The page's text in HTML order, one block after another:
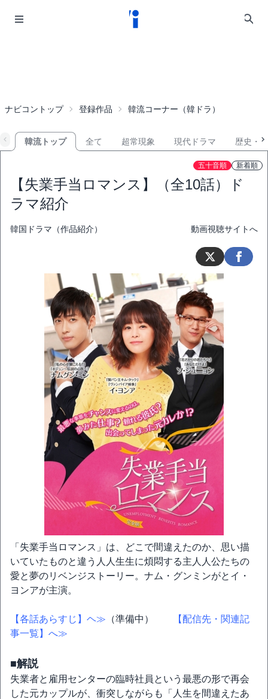
ナビコントップ 登録作品 韓流コーナー（韓ドラ）
韓流トップ 全て 超常現象 現代ドラマ 歴史・
五十音順 新着順
【失業手当ロマンス】（全10話）ド
ラマ紹介
韓国ドラマ（作品紹介） 動画視聴サイトへ
「失業手当ロマンス」は、どこで間違えたのか、思い描
いていたものと違う⼈人⽣生に煩悶する主⼈人公たちの
愛と夢のリベンジストーリー。ナム・グンミンがとイ・
ヨンアが主演。
【各話あらすじ】ヘ≫ （準備中）
【配信先・関連記
事一覧】へ≫
■解説
失業者と雇用センターの臨時社員という最悪の形で再会
した元カップルが、衝突しながらも「人生を間違えたあ